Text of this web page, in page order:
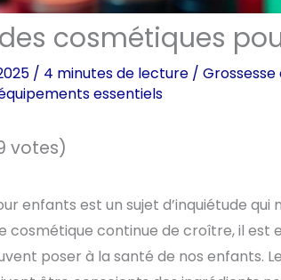
cosmétiques
/ 4 minutes de lecture /
essentiels
votes)
enfants est un sujet d’inquiétude
cosmétique continue de croître, il est
poser à la santé de nos enfants.